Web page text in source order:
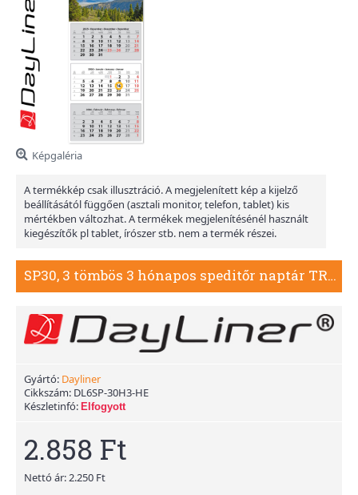
Képgaléria
A termékkép csak illusztráció. A megjelenített kép a kijelző
beállításától függően (asztali monitor, telefon, tablet) kis
mértékben változhat. A termékek megjelenítésénél használt
kiegészítők pl tablet, írószer stb. nem a termék részei.
SP30, 3 tömbös 3 hónapos speditőr naptár TRN - Hegy fejrésszel
Gyártó: Dayliner
Cikkszám: DL6SP-30H3-HE
Készletinfó: Elfogyott
2.858 Ft
Nettó ár: 2.250 Ft